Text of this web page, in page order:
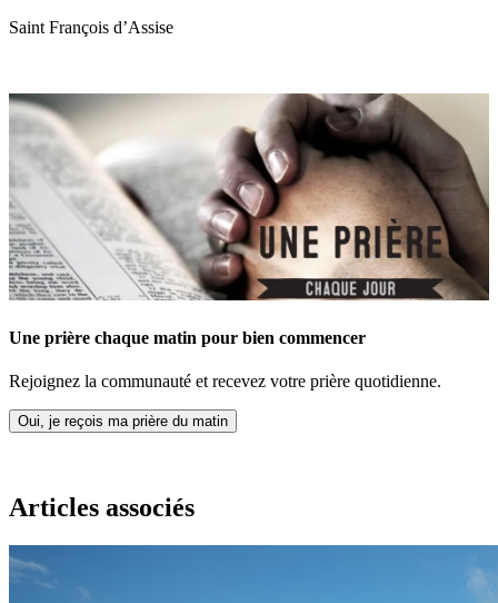
Saint François d’Assise
Une prière chaque matin pour bien commencer
Rejoignez la communauté et recevez votre prière quotidienne.
Oui, je reçois ma prière du matin
Articles associés